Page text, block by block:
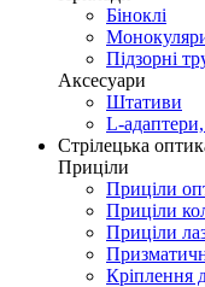
Біноклі
Підзорні
Аксесуари
Штативи
L-
Стрілецька
Приціли
Приціли
Приціли
Приціли
Кріплення